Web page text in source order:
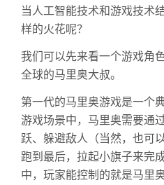
当人工智能技术和游戏技术
样的火花呢？
我们可以先来看一个游戏角
全球的马里奥大叔。
第一代的马里奥游戏是一个
游戏场景中，马里奥需要通
跃、躲避敌人（当然，也可
跑到最后，拉起小旗子来完
中，玩家能控制的就是马里